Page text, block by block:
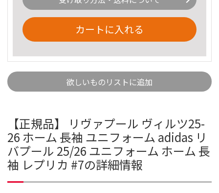
カートに入れる
欲しいものリストに追加
【正規品】 リヴァプール ヴィルツ25-
26 ホーム 長袖 ユニフォーム adidas リ
バプール 25/26 ユニフォーム ホーム 長
袖 レプリカ #7の詳細情報